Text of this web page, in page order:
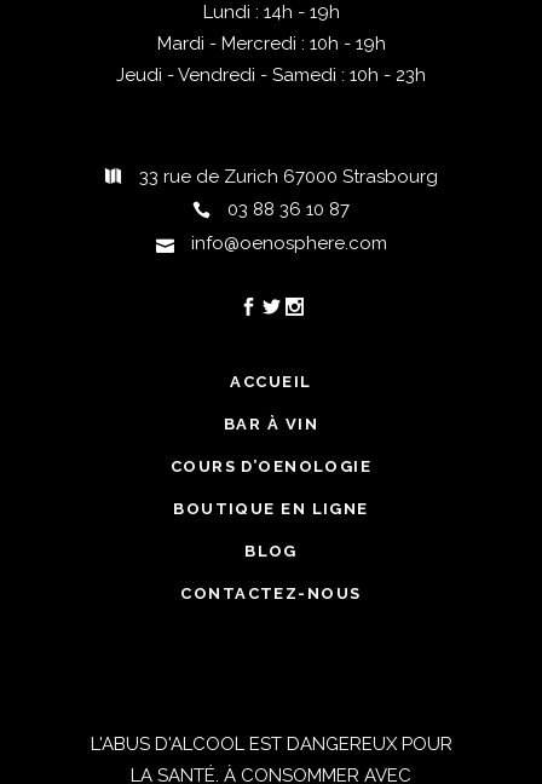
Lundi : 14h - 19h
Mardi - Mercredi : 10h - 19h
Jeudi - Vendredi - Samedi : 10h - 23h
33 rue de Zurich 67000 Strasbourg
03 88 36 10 87
info@oenosphere.com
ACCUEIL
BAR À VIN
COURS D’OENOLOGIE
BOUTIQUE EN LIGNE
BLOG
CONTACTEZ-NOUS
L'ABUS D'ALCOOL EST DANGEREUX POUR
LA SANTÉ. À CONSOMMER AVEC